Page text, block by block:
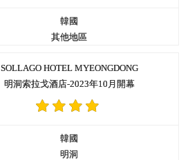
韓國
其他地區
SOLLAGO HOTEL MYEONGDONG
明洞索拉戈酒店-2023年10月開幕
韓國
明洞